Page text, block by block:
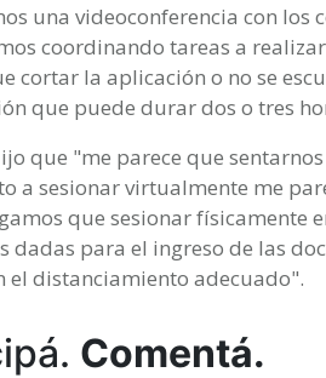
una videoconferencia con los
coordinando tareas a
cortar la aplicación o no se
que puede durar dos o tres
que "me parece que
a sesionar virtualmente me
que sesionar físicamente
dadas para el ingreso de las
el distanciamiento adecuado".
Comentá.